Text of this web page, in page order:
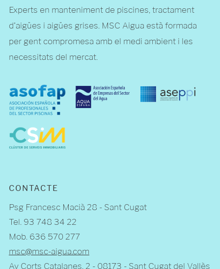
Experts en manteniment de piscines, tractament
d'aigües i aigües grises. MSC Aigua està formada
per gent compromesa amb el medi ambient i les
necessitats del mercat.
CONTACTE
Psg Francesc Macià 28 - Sant Cugat
Tel. 93 748 34 22
Mob. 636 570 277
msc@msc-aigua.com
Av Corts Catalanes, 2 - 08173 - Sant Cugat del Vallès